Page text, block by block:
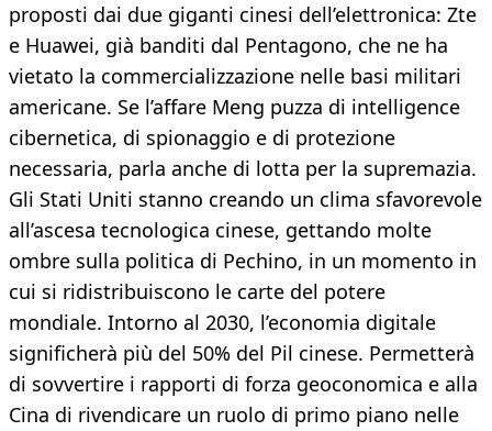
proposti dai due giganti cinesi dell’elettronica: Zte
e Huawei, già banditi dal Pentagono, che ne ha
vietato la commercializzazione nelle basi militari
americane. Se l’affare Meng puzza di intelligence
cibernetica, di spionaggio e di protezione
necessaria, parla anche di lotta per la supremazia.
Gli Stati Uniti stanno creando un clima sfavorevole
all’ascesa tecnologica cinese, gettando molte
ombre sulla politica di Pechino, in un momento in
cui si ridistribuiscono le carte del potere
mondiale. Intorno al 2030, l’economia digitale
significherà più del 50% del Pil cinese. Permetterà
di sovvertire i rapporti di forza geoconomica e alla
Cina di rivendicare un ruolo di primo piano nelle